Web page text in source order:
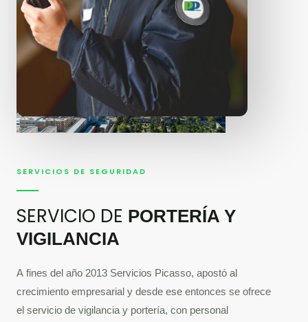
SERVICIOS DE SEGURIDAD
SERVICIO DE PORTERÍA Y
VIGILANCIA
A fines del año 2013 Servicios Picasso, apostó al
crecimiento empresarial y desde ese entonces se ofrece
el servicio de vigilancia y portería, con personal